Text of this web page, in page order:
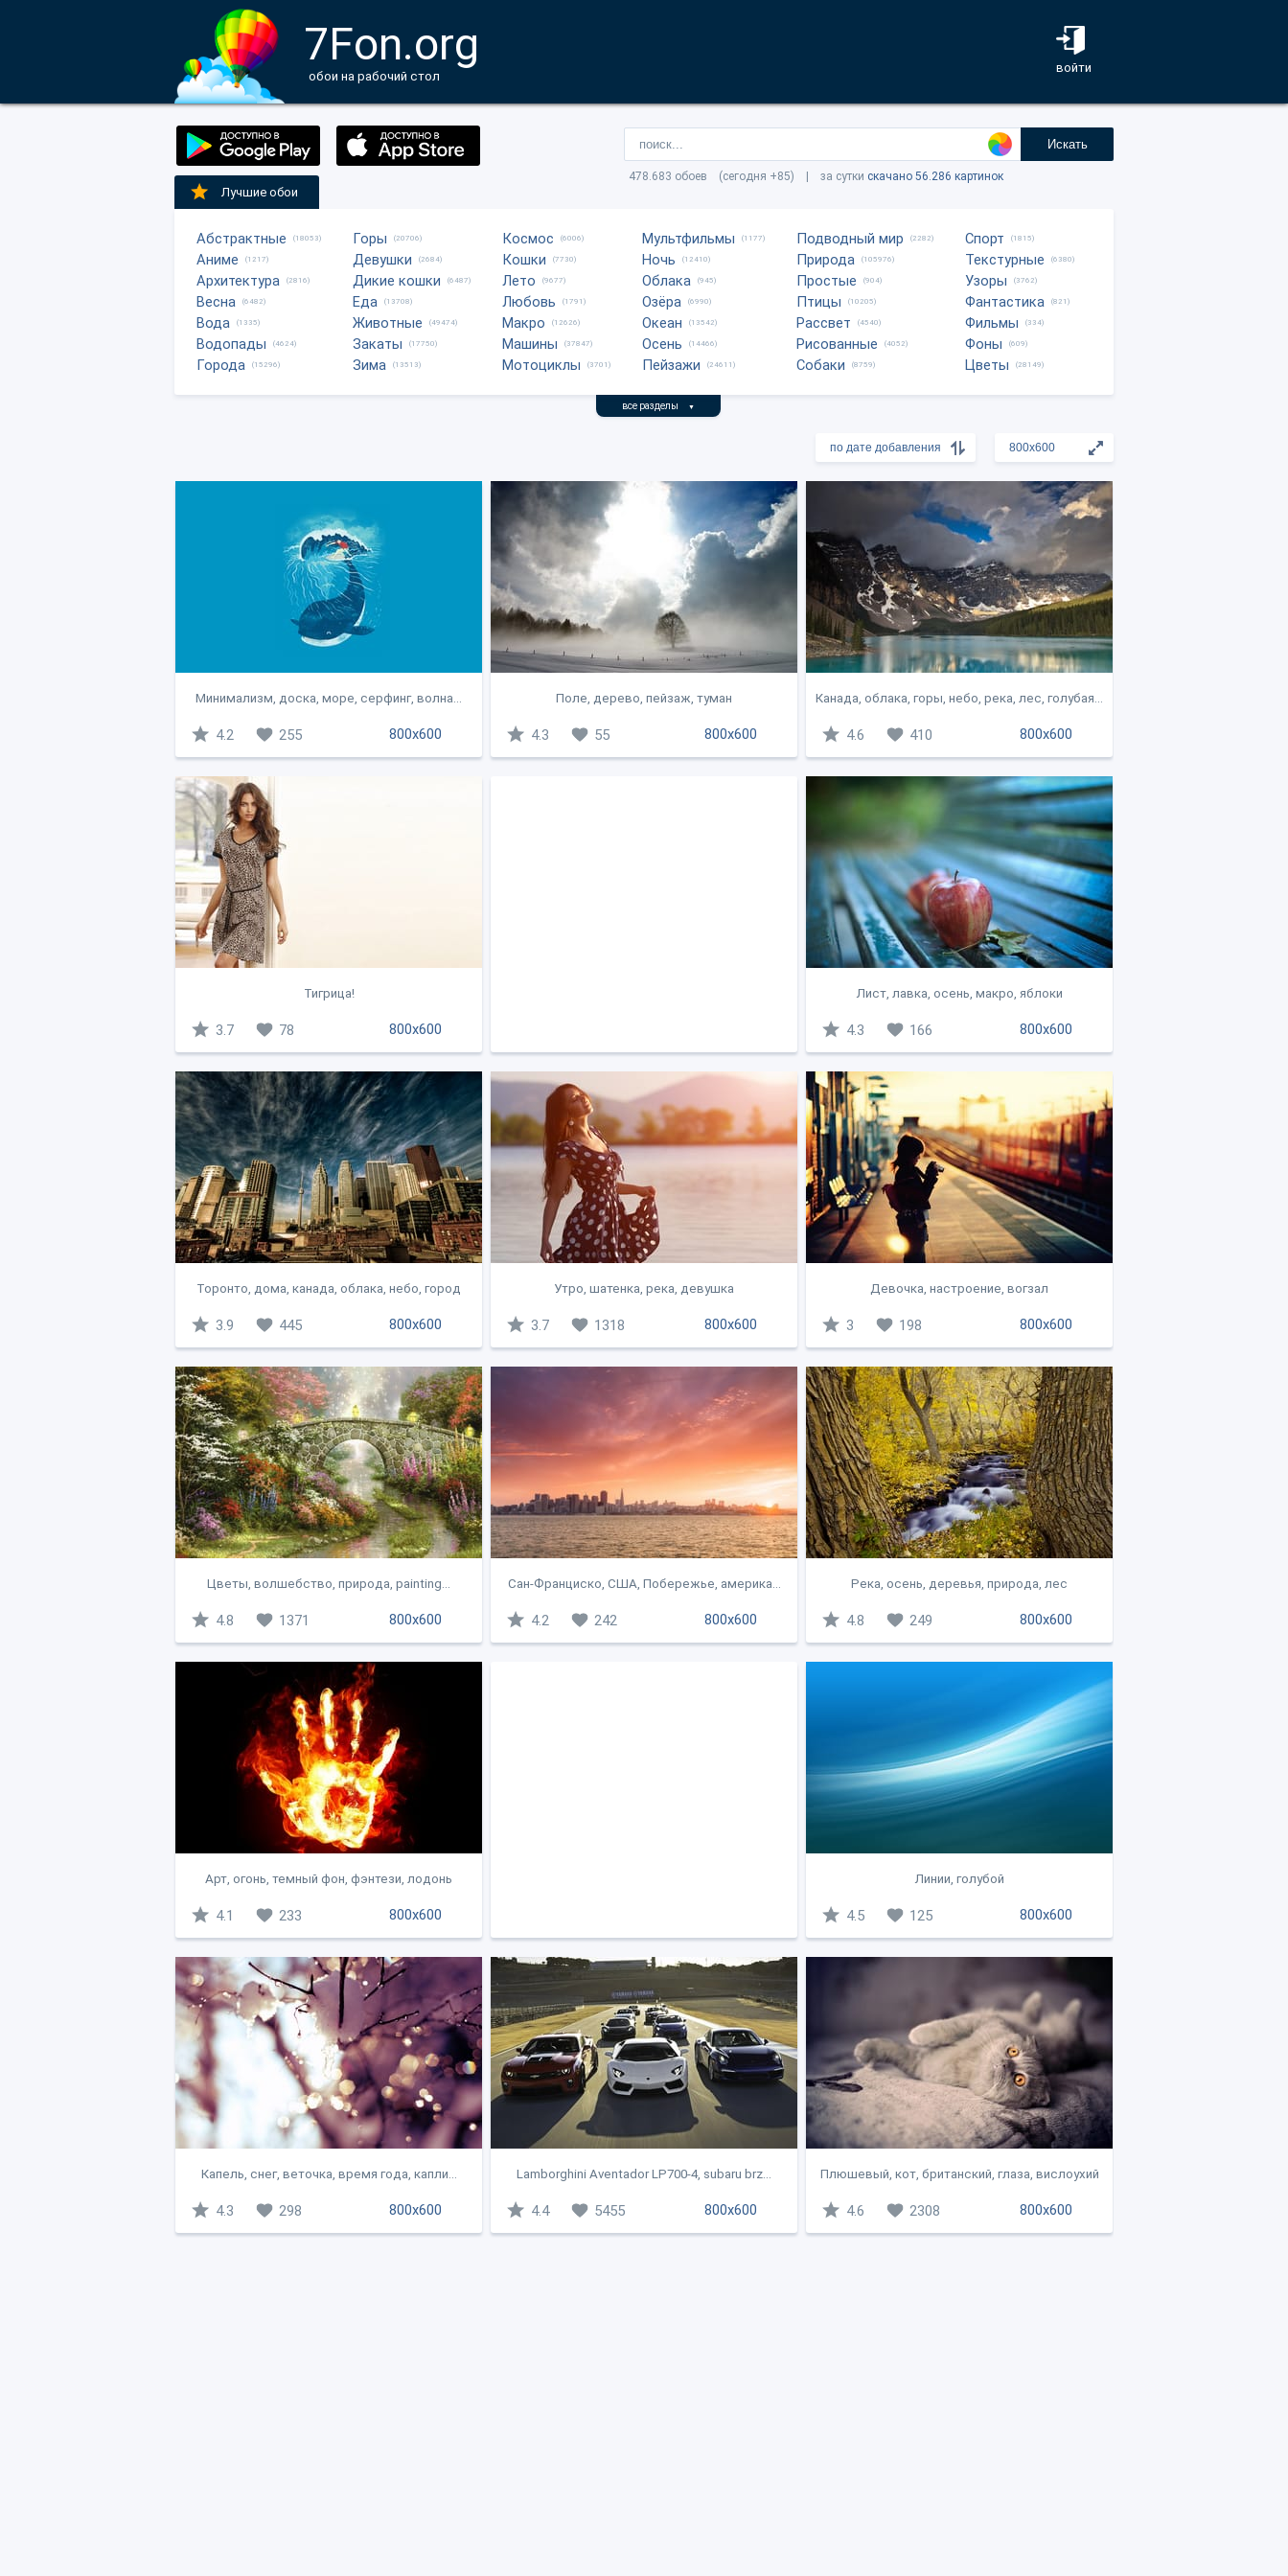
7Fon.org
обои на рабочий стол
войти
Искать
478.683 обоев (сегодня +85) | за сутки скачано 56.286 картинок
Лучшие обои
Абстрактные (18053)
Аниме (1217)
Архитектура (2816)
Весна (6482)
Вода (1335)
Водопады (4624)
Города (15296)
Горы (20706)
Девушки (2684)
Дикие кошки (6487)
Еда (13708)
Животные (49474)
Закаты (17750)
Зима (13513)
Космос (6006)
Кошки (7730)
Лето (9677)
Любовь (1791)
Макро (12626)
Машины (37847)
Мотоциклы (3701)
Мультфильмы (1177)
Ночь (12410)
Облака (945)
Озёра (6990)
Океан (13542)
Осень (14466)
Пейзажи (24611)
Подводный мир (2282)
Природа (105976)
Простые (904)
Птицы (10205)
Рассвет (4540)
Рисованные (4052)
Собаки (8759)
Спорт (1815)
Текстурные (6380)
Узоры (3762)
Фантастика (821)
Фильмы (334)
Фоны (609)
Цветы (28149)
все разделы ▼
Минимализм, доска, море, серфинг, волна...
800x600
4.2 255
Поле, дерево, пейзаж, туман
800x600
4.3 55
Канада, облака, горы, небо, река, лес, голубая...
800x600
4.6 410
Тигрица!
800x600
3.7 78
Лист, лавка, осень, макро, яблоки
800x600
4.3 166
Торонто, дома, канада, облака, небо, город
800x600
3.9 445
Утро, шатенка, река, девушка
800x600
3.7 1318
Девочка, настроение, вогзал
800x600
3 198
Цветы, волшебство, природа, painting...
800x600
4.8 1371
Сан-Франциско, США, Побережье, америка...
800x600
4.2 242
Река, осень, деревья, природа, лес
800x600
4.8 249
Арт, огонь, темный фон, фэнтези, лодонь
800x600
4.1 233
Линии, голубой
800x600
4.5 125
Капель, снег, веточка, время года, капли...
800x600
4.3 298
Lamborghini Aventador LP700-4, subaru brz...
800x600
4.4 5455
Плюшевый, кот, британский, глаза, вислоухий
800x600
4.6 2308